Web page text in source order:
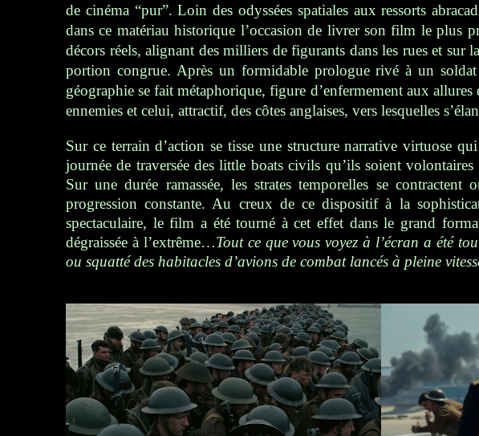
de cinéma “pur”. Loin des odyssées spatiales aux ressorts
dans ce matériau historique l’occasion de livrer son film le plus
décors réels, alignant des milliers de figurants dans les rues et sur
portion congrue. Après un formidable prologue rivé à un
géographie se fait métaphorique, figure d’enfermement aux
ennemies et celui, attractif, des côtes anglaises, vers lesquelles
Sur ce terrain d’action se tisse une structure narrative virtuose
journée de traversée des little boats civils qu’ils soientvolontaires
Sur une durée ramassée, les strates temporelles se
progression constante. Au creux de ce dispositif à la
spectaculaire, le film a été tourné à cet effet dans le grand
dégraissée à l’extrême…Tout ce que vous voyez à l’écran a été
ou squatté des habitacles d’avions de combat lancés à pleine